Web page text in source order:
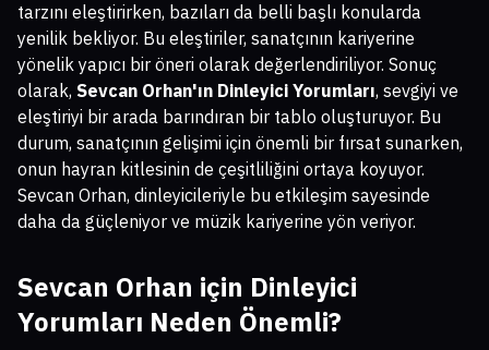
tarzını eleştirirken, bazıları da belli başlı konularda
yenilik bekliyor. Bu eleştiriler, sanatçının kariyerine
yönelik yapıcı bir öneri olarak değerlendiriliyor. Sonuç
olarak, Sevcan Orhan'ın Dinleyici Yorumları, sevgiyi ve
eleştiriyi bir arada barındıran bir tablo oluşturuyor. Bu
durum, sanatçının gelişimi için önemli bir fırsat sunarken,
onun hayran kitlesinin de çeşitliliğini ortaya koyuyor.
Sevcan Orhan, dinleyicileriyle bu etkileşim sayesinde
daha da güçleniyor ve müzik kariyerine yön veriyor.
Sevcan Orhan için Dinleyici
Yorumları Neden Önemli?